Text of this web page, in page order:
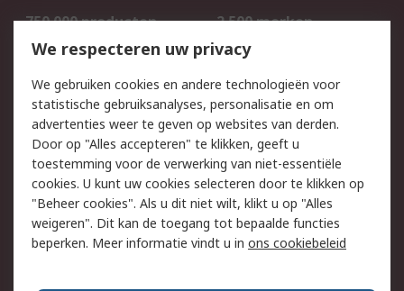
750.000 producten
2.500 merken
Bestellen
Inkoopoplossingen
Track & Trace
Wettelijk
Cookiebeleid
Email veiligheid
Privacybeleid
Websitevoorwaarden
Algemene
verkoopvoorwaarden
We respecteren uw privacy
We gebruiken cookies en andere technologieën voor
statistische gebruiksanalyses, personalisatie en om
advertenties weer te geven op websites van derden.
Door op "Alles accepteren" te klikken, geeft u
toestemming voor de verwerking van niet-essentiële
cookies. U kunt uw cookies selecteren door te klikken op
"Beheer cookies". Als u dit niet wilt, klikt u op "Alles
weigeren". Dit kan de toegang tot bepaalde functies
beperken. Meer informatie vindt u in ons cookiebeleid